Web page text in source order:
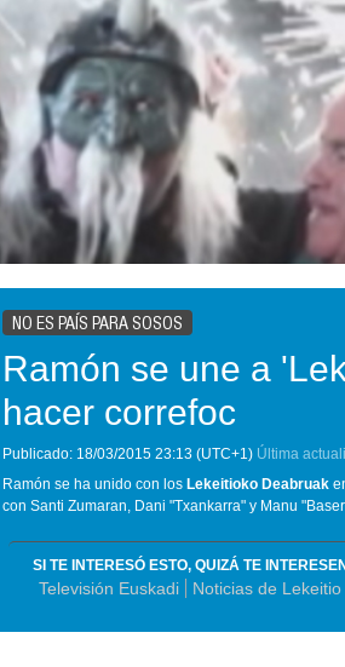
NO ES PAÍS PARA SOSOS
Ramón se une a
hacer correfoc
Publicado: 18/03/2015 23:13 (UTC+1) Última
Ramón se ha unido con los Lekeitioko Deabruak
con Santi Zumaran, Dani "Txankarra" y Manu
SI TE INTERESÓ ESTO, QUIZÁ TE
Televisión Euskadi Noticias de Lekeitio